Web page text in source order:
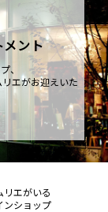
メント
、
エがお迎えいた
リエがいる
ンショップ